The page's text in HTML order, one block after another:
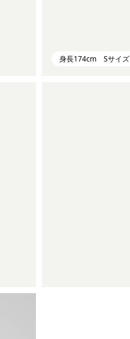
身長174cm Sサイズ